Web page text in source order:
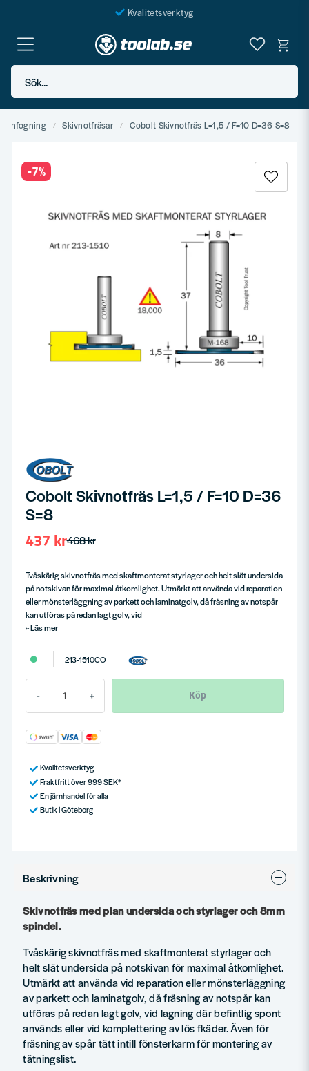
Kvalitetsverktyg
Fraktfritt över 999 SEK*
En järnhandel för alla
Sök...
Skivnotfräsar Cobolt Skivnotfräs L=1,5 / F=10 D=36 S=8
-7%
Cobolt Skivnotfräs L=1,5 / F=10 D=36
S=8
468 kr
437 kr
Tvåskärig skivnotfräs med skaftmonterat styrlager och helt slät undersida
på notskivan för maximal åtkomlighet. Utmärkt att använda vid reparation
eller mönsterläggning av parkett och laminatgolv, då fräsning av notspår
kan utföras på redan lagt golv, vid
Läs mer
213-1510CO
- + Köp
Kvalitetsverktyg
Fraktfritt över 999 SEK*
En järnhandel för alla
Butik i Göteborg
Beskrivning
Skivnotfräs med plan undersida och styrlager och 8mm
spindel.
Tvåskärig skivnotfräs med skaftmonterat styrlager och
helt slät undersida på notskivan för maximal åtkomlighet.
Utmärkt att använda vid reparation eller mönsterläggning
av parkett och laminatgolv, då fräsning av notspår kan
utföras på redan lagt golv, vid lagning där befintlig spont
används eller vid komplettering av lös fkäder. Även för
fräsning av spår tätt intill fönsterkarm för montering av
tätningslist.